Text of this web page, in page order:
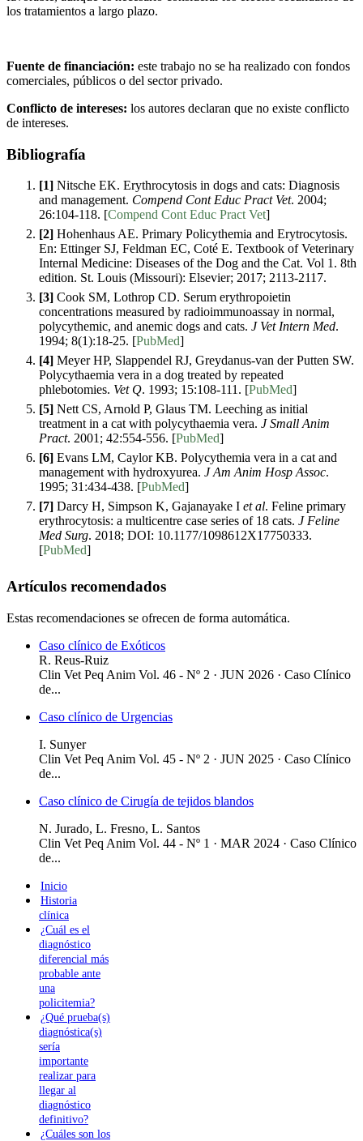
los tratamientos a largo plazo.
Fuente de financiación: este trabajo no se ha realizado con fondos
comerciales, públicos o del sector privado.
Conflicto de intereses: los autores declaran que no existe conflicto
de intereses.
Bibliografía
[1] Nitsche EK. Erythrocytosis in dogs and cats: Diagnosis
and management. Compend Cont Educ Pract Vet. 2004;
26:104-118. [Compend Cont Educ Pract Vet]
[2] Hohenhaus AE. Primary Policythemia and Erytrocytosis.
En: Ettinger SJ, Feldman EC, Coté E. Textbook of Veterinary
Internal Medicine: Diseases of the Dog and the Cat. Vol 1. 8th
edition. St. Louis (Missouri): Elsevier; 2017; 2113-2117.
[3] Cook SM, Lothrop CD. Serum erythropoietin
concentrations measured by radioimmunoassay in normal,
polycythemic, and anemic dogs and cats. J Vet Intern Med.
1994; 8(1):18-25. [PubMed]
[4] Meyer HP, Slappendel RJ, Greydanus-van der Putten SW.
Polycythaemia vera in a dog treated by repeated
phlebotomies. Vet Q. 1993; 15:108-111. [PubMed]
[5] Nett CS, Arnold P, Glaus TM. Leeching as initial
treatment in a cat with polycythaemia vera. J Small Anim
Pract. 2001; 42:554-556. [PubMed]
[6] Evans LM, Caylor KB. Polycythemia vera in a cat and
management with hydroxyurea. J Am Anim Hosp Assoc.
1995; 31:434-438. [PubMed]
[7] Darcy H, Simpson K, Gajanayake I et al. Feline primary
erythrocytosis: a multicentre case series of 18 cats. J Feline
Med Surg. 2018; DOI: 10.1177/1098612X17750333.
[PubMed]
Artículos recomendados
Estas recomendaciones se ofrecen de forma automática.
Caso clínico de Exóticos
R. Reus-Ruiz
Clin Vet Peq Anim Vol. 46 - Nº 2 · JUN 2026 · Caso Clínico
de...
Caso clínico de Urgencias
I. Sunyer
Clin Vet Peq Anim Vol. 45 - Nº 2 · JUN 2025 · Caso Clínico
de...
Caso clínico de Cirugía de tejidos blandos
N. Jurado, L. Fresno, L. Santos
Clin Vet Peq Anim Vol. 44 - Nº 1 · MAR 2024 · Caso Clínico
de...
Inicio
Historia
clínica
¿Cuál es el
diagnóstico
diferencial más
probable ante
una
policitemia?
¿Qué prueba(s)
diagnóstica(s)
sería
importante
realizar para
llegar al
diagnóstico
definitivo?
¿Cuáles son los